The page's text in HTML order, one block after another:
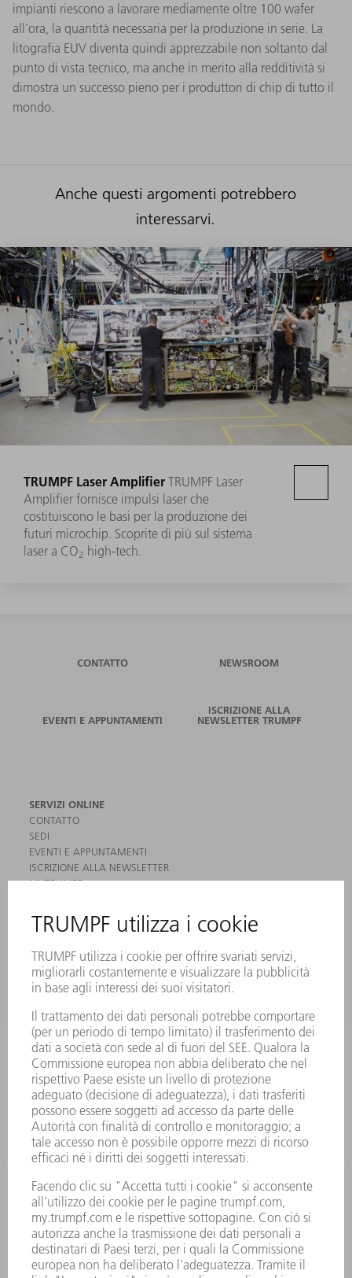
impianti riescono a lavorare mediamente oltre 100 wafer
all'ora, la quantità necessaria per la produzione in serie. La
litografia EUV diventa quindi apprezzabile non soltanto dal
punto di vista tecnico, ma anche in merito alla redditività si
dimostra un successo pieno per i produttori di chip di tutto il
mondo.
Anche questi argomenti potrebbero
interessarvi.
TRUMPF Laser Amplifier TRUMPF Laser
Amplifier fornisce impulsi laser che
costituiscono le basi per la produzione dei
futuri microchip. Scoprite di più sul sistema
laser a CO2 high-tech.
CONTATTO NEWSROOM
EVENTI E APPUNTAMENTI
ISCRIZIONE ALLA
NEWSLETTER TRUMPF
SERVIZI ONLINE
CONTATTO
SEDI
EVENTI E APPUNTAMENTI
ISCRIZIONE ALLA NEWSLETTER
MYTRUMPF
PRODOTTI
MACCHINE & SISTEMI
ELETTRONICA DI POTENZA
MACCHINE UTENSILI ELETTRICHE
SMART FACTORY
SOFTWARE
SERVICES
APPLICAZIONI
SETTORI
L'AZIENDA
CARRIERA
OFFERTE DI LAVORO
PROFILO DELL'AZIENDA
PRESIDENZA
RELAZIONE DI BILANCIO
PRINCIPI AZIENDALI
COMPLIANCE
SISTEMA DI WHISTLEBLOWING
SECURITY
COMUNICATI STAMPA
RIVISTE
SOSTENIBILITÀ